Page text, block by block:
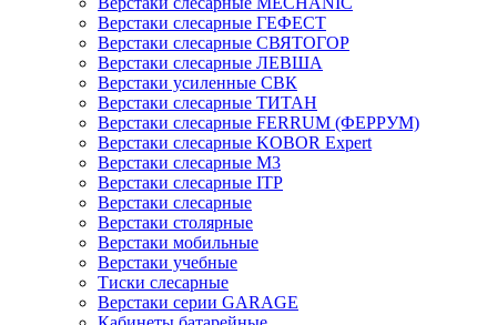
Верстаки слесарные ГЕФЕСТ
Верстаки слесарные СВЯТОГОР
Верстаки слесарные ЛЕВША
Верстаки усиленные СВК
Верстаки слесарные ТИТАН
Верстаки слесарные FERRUM (ФЕРРУМ)
Верстаки слесарные KOBOR Expert
Верстаки слесарные М3
Верстаки слесарные ITP
Верстаки слесарные
Верстаки столярные
Верстаки мобильные
Верстаки учебные
Тиски слесарные
Верстаки серии GARAGE